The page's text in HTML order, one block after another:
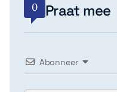
0 Praat mee
Abonneer